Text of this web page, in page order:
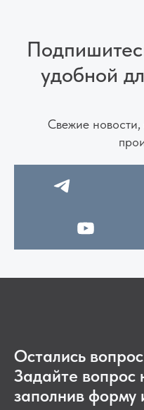
удобной
Свежие
Остались
Задайте
заполнив форму